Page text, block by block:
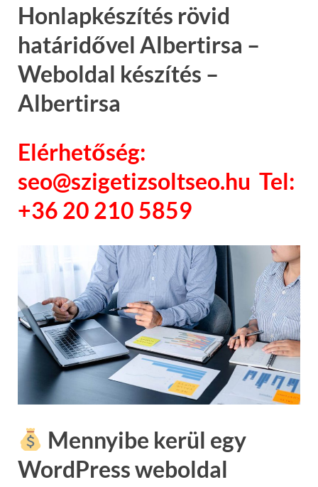
Honlapkészítés rövid
határidővel Albertirsa –
Weboldal készítés –
Albertirsa
Elérhetőség:
seo@szigetizsoltseo.hu Tel:
+36 20 210 5859
Mennyibe kerül egy
WordPress weboldal